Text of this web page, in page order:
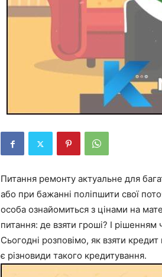
Питання ремонту актуальне для
або при бажанні поліпшити свої
особа ознайомиться з цінами на
питання: де взяти гроші? І рішенням
Сьогодні розповімо, як взяти
є різновиди такого кредитування.